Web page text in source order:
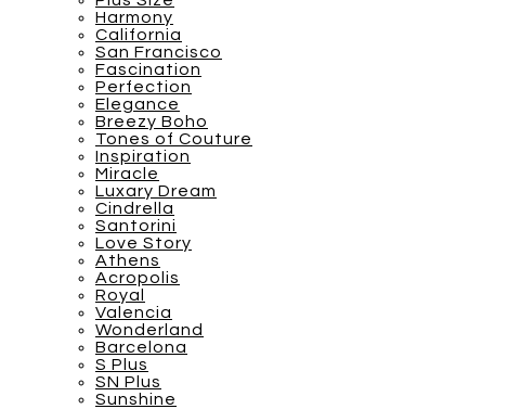
Harmony
California
San Francisco
Fascination
Perfection
Elegance
Breezy Boho
Tones of Couture
Inspiration
Miracle
Luxary Dream
Cindrella
Santorini
Love Story
Athens
Acropolis
Royal
Valencia
Wonderland
Barcelona
S Plus
SN Plus
Sunshine